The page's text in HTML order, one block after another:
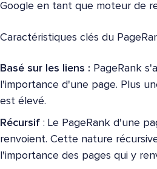
Google en tant que moteur de
Caractéristiques clés du
Basé sur les liens : PageRank
l'importance d'une page. Plus
est élevé.
Récursif : Le PageRank d'une
renvoient. Cette nature
l'importance des pages qui y